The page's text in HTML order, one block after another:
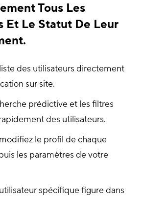
Tous Les
Et Le Statut De Leur
des utilisateurs directement
sur site.
prédictive et les filtres
des utilisateurs.
le profil de chaque
les paramètres de votre
spécifique figure dans